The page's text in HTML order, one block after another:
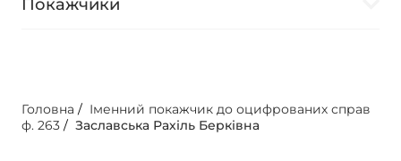
Покажчики
Головна / Іменний покажчик до оцифрованих справ
ф. 263 / Заславська Рахіль Берківна